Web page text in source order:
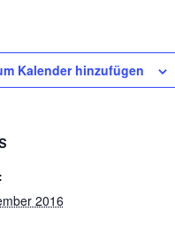
Kalender hinzufügen
2016